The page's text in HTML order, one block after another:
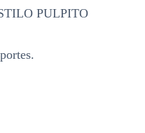
PULPITO